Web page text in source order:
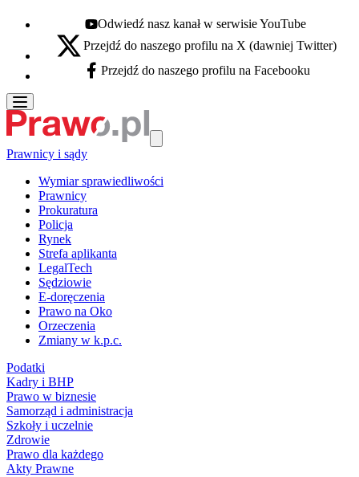
Youtube - otwiera się w nowej karcie
Odwiedź nasz kanał w serwisie YouTube
X - otwiera się w nowej karcie
Przejdź do naszego profilu na X (dawniej Twitter)
Facebook - otwiera się w nowej karcie
Przejdź do naszego profilu na Facebooku
Prawnicy i sądy
Wymiar sprawiedliwości
Prawnicy
Prokuratura
Policja
Rynek
Strefa aplikanta
LegalTech
Sędziowie
E-doręczenia
Prawo na Oko
Orzeczenia
Zmiany w k.p.c.
Podatki
Kadry i BHP
Prawo w biznesie
Samorząd i administracja
Szkoły i uczelnie
Zdrowie
Prawo dla każdego
Akty Prawne